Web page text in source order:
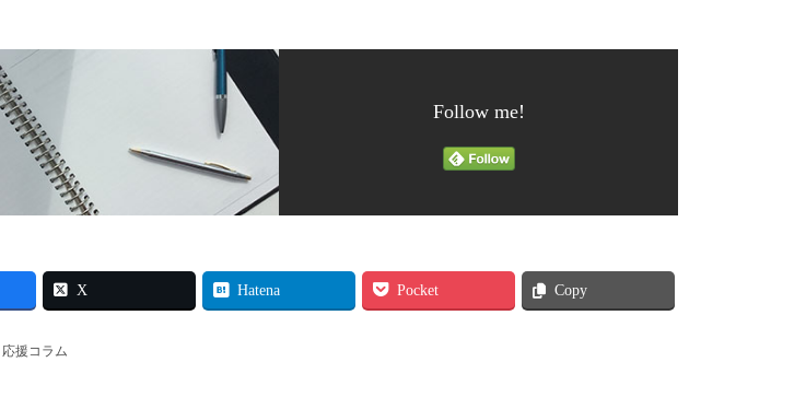
Follow me!
X Hatena Pocket Copy
応援コラム